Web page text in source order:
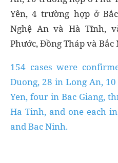
Yên, 4 trường hợp ở
Nghệ An và Hà Tĩnh,
Phước, Đồng Tháp và Bắc
154 cases were
Duong, 28 in Long An,
Yen, four in Bac Giang,
Ha Tinh, and one each
and Bac Ninh.